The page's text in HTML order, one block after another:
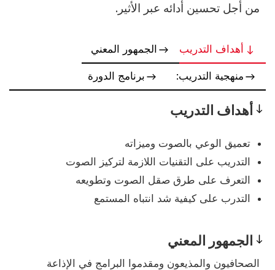
من أجل تحسين أدائه عبر الأثير.
أهداف التدريب الجمهور المعني
منهجية التدريب: برنامج الدورة
أهداف التدريب
تعميق الوعي بالصوت وميزاته
التدريب على التقنيات اللازمة لتركيز الصوت
التعرف على طرق صقل الصوت وتطويعه
التدرب على كيفية شد انتباه المستمع
الجمهور المعني
Prerequisites
الصحافيون والمذيعون ومقدموا البرامج في الإذاعة